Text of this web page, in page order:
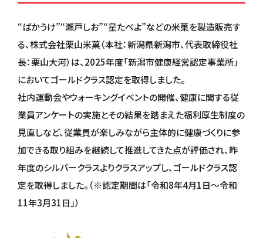
“ばかうけ”“瀬戸しお”“星たべよ”などの米菓を製造販売す
る、株式会社栗山米菓（本社：新潟県新潟市、代表取締役社
長：栗山大河）は、2025年度「新潟市健康経営認定事業所」
においてゴールドクラス認定を取得しました。
社内運動会やウォーキングイベントの開催、健康に関する従
業員アンケートの実施とその結果を踏まえた福利厚生制度の
見直しなど、従業員が楽しみながら主体的に健康づくりに参
加できる取り組みを継続して推進してきた点が評価され、昨
年度のシルバークラスよりクラスアップし、ゴールドクラス認
定を取得しました。（※認定期間は「令和8年4月1日～令和
11年3月31日」）